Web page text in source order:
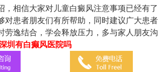
相信大家对儿童白癜风注意事项已经有了
对患者朋友们有所帮助，同时建议广大患者
劳逸结合，学会释放压力，多与家人朋友沟
圳有白癫风医院吗